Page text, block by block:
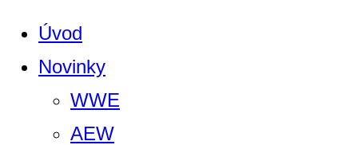
Úvod
Novinky
WWE
AEW